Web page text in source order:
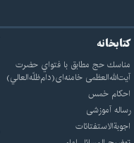
کتابخانه
مناسك حج مطابق با فتواي حضرت
آيت‌الله‌العظمى خامنه‌اى(دام‌ظلّه‌العالي)
احکام خمس
رساله آموزشی
اجوبة‌الاستفتائات